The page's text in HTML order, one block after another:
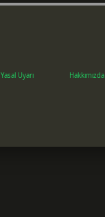
Yasal Uyarı Hakkımızda